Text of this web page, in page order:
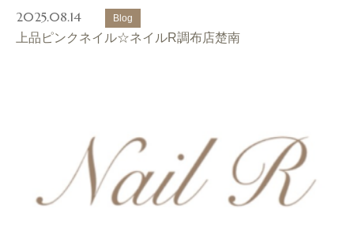
2025.08.14 Blog
上品ピンクネイル☆ネイルR調布店楚南